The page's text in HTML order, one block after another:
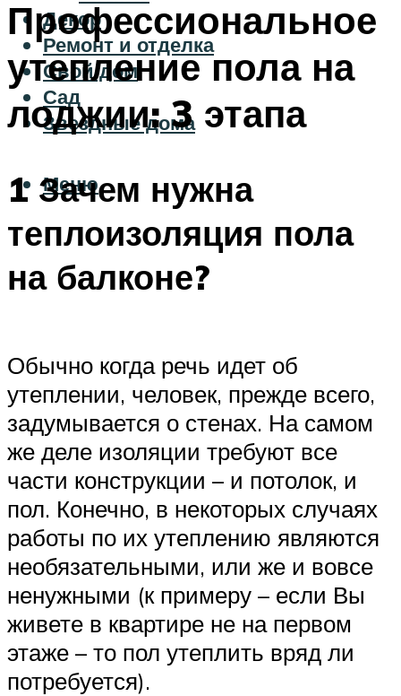
Декор
Ремонт и отделка
Свой дом
Сад
Звездные дома
Меню
Профессиональное
утепление пола на
лоджии: 3 этапа
1 Зачем нужна
теплоизоляция пола
на балконе?
Обычно когда речь идет об
утеплении, человек, прежде всего,
задумывается о стенах. На самом
же деле изоляции требуют все
части конструкции – и потолок, и
пол. Конечно, в некоторых случаях
работы по их утеплению являются
необязательными, или же и вовсе
ненужными (к примеру – если Вы
живете в квартире не на первом
этаже – то пол утеплить вряд ли
потребуется).